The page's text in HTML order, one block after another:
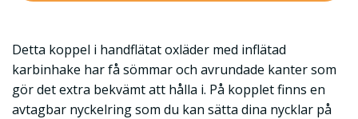
Detta koppel i handflätat oxläder med inflätad
karbinhake har få sömmar och avrundade kanter som
gör det extra bekvämt att hålla i. På kopplet finns en
avtagbar nyckelring som du kan sätta dina nycklar på